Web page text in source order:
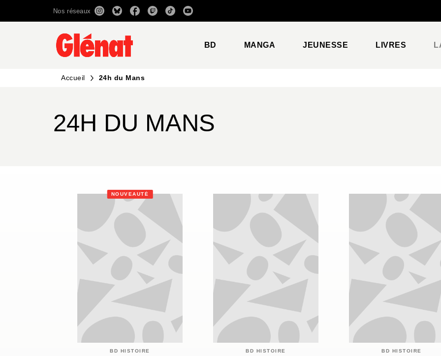
RECHERCHE CONTENU
Nos réseaux
BD MANGA JEUNESSE LIVRES
Accueil 24h du Mans
24H DU MANS
NOUVEAUTÉ
BD HISTOIRE BD HISTOIRE BD HISTOIRE